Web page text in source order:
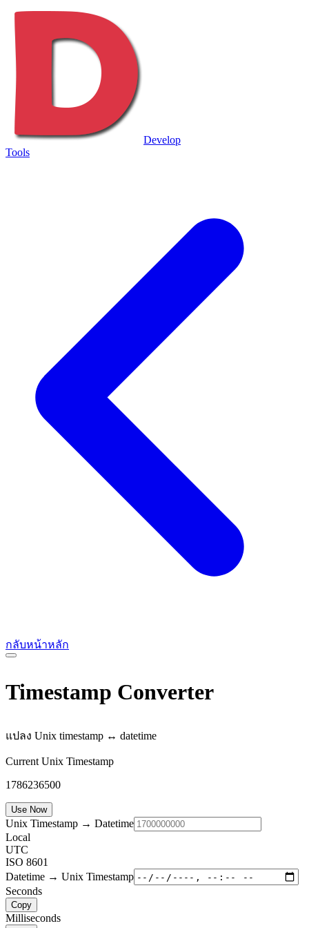
Develop
Tools
กลับหน้าหลัก
Timestamp Converter
แปลง Unix timestamp ↔ datetime
Current Unix Timestamp
1786236500
Use Now
Unix Timestamp → Datetime
Local
UTC
ISO 8601
Datetime → Unix Timestamp
Seconds
Copy
Milliseconds